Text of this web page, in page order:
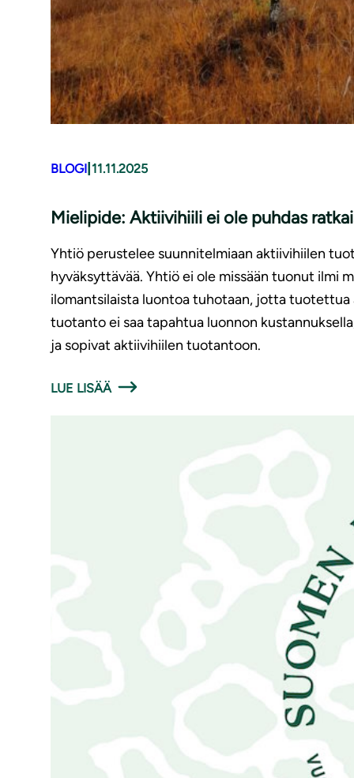
BLOGI 11.11.2025
Mielipide: Aktiivihiili ei ole puhdas
Yhtiö perustelee suunnitelmiaan aktiivihiilen
hyväksyttävää. Yhtiö ei ole missään tuonut ilmi
ilomantsilaista luontoa tuhotaan, jotta
tuotanto ei saa tapahtua luonnon
ja sopivat aktiivihiilen tuotantoon.
LUE LISÄÄ